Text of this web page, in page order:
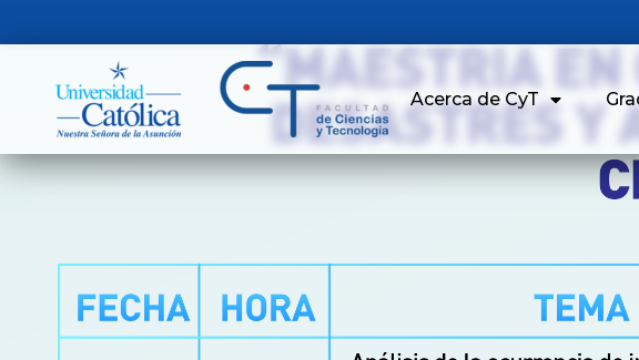
Acerca de CyT